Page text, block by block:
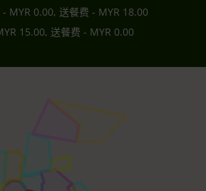
- MYR 0.00, 送餐费 - MYR 18.00
15.00, 送餐费 - MYR 0.00